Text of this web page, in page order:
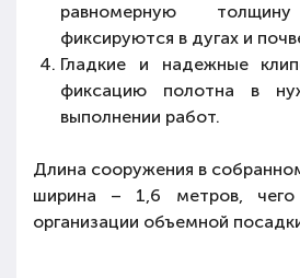
равномерную
фиксируются в дугах и
Гладкие и надежные
фиксацию полотна в
выполнении работ.
Длина сооружения в
ширина – 1,6 метров, чего
организации объемной